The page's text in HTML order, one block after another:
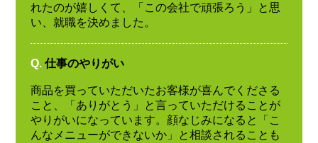
れたのが嬉しくて、「この会社で頑張ろう」と思
い、就職を決めました。
Q. 仕事のやりがい
商品を買っていただいたお客様が喜んでくださる
こと、「ありがとう」と言っていただけることが
やりがいになっています。顔なじみになると「こ
んなメニューができないか」と相談されることも